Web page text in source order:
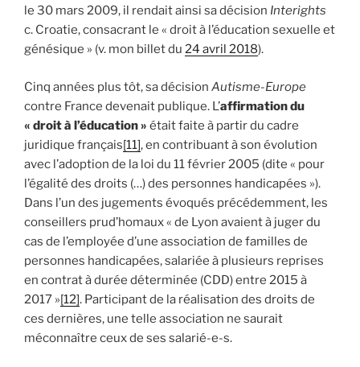
le 30 mars 2009, il rendait ainsi sa décision Interights
c. Croatie, consacrant le « droit à l’éducation sexuelle et
génésique » (v. mon billet du 24 avril 2018).
Cinq années plus tôt, sa décision Autisme-Europe
contre France devenait publique. L’affirmation du
« droit à l’éducation » était faite à partir du cadre
juridique français[11], en contribuant à son évolution
avec l’adoption de la loi du 11 février 2005 (dite « pour
l’égalité des droits (…) des personnes handicapées »).
Dans l’un des jugements évoqués précédemment, les
conseillers prud’homaux « de Lyon avaient à juger du
cas de l’employée d’une association de familles de
personnes handicapées, salariée à plusieurs reprises
en contrat à durée déterminée (CDD) entre 2015 à
2017 »[12]. Participant de la réalisation des droits de
ces dernières, une telle association ne saurait
méconnaître ceux de ses salarié-e-s.